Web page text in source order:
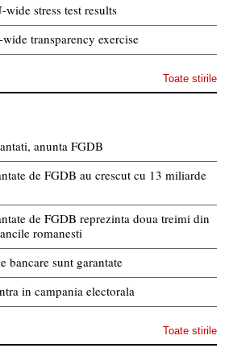
stress test results
transparency exercise
Toate stirile
anunta FGDB
de FGDB au crescut cu 13 miliarde
de FGDB reprezinta doua treimi din
romanesti
bancare sunt garantate
in campania electorala
Toate stirile